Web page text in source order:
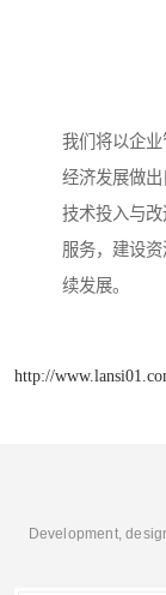
我们将以企
经济发展做
技术投入与
服务，建设
续发展。
http://
Development,